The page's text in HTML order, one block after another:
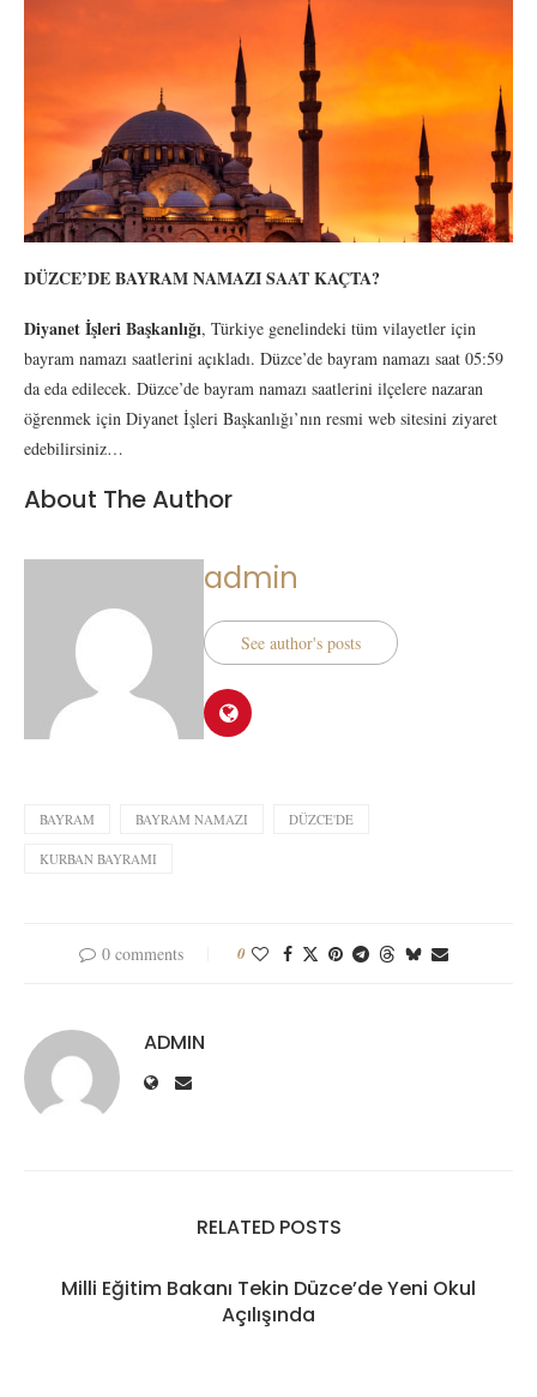
DÜZCE’DE BAYRAM NAMAZI SAAT KAÇTA?
Diyanet İşleri Başkanlığı, Türkiye genelindeki tüm vilayetler için
bayram namazı saatlerini açıkladı. Düzce’de bayram namazı saat 05:59
da eda edilecek. Düzce’de bayram namazı saatlerini ilçelere nazaran
öğrenmek için Diyanet İşleri Başkanlığı’nın resmi web sitesini ziyaret
edebilirsiniz…
About The Author
admin
See author's posts
BAYRAM BAYRAM NAMAZI DÜZCE'DE
KURBAN BAYRAMI
0 comments 0
ADMIN
RELATED POSTS
Milli Eğitim Bakanı Tekin Düzce’de Yeni Okul
Açılışında